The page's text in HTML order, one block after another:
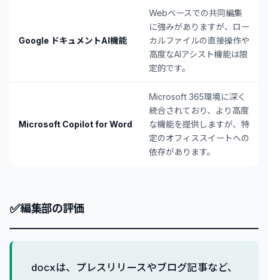
Google ドキュメントAI機能
Webベースでの共同編集
に強みがありますが、ロー
カルファイルの直接操作や
高度なAIアシスト機能は限
定的です。
Microsoft Copilot for Word
Microsoft 365環境に深く
統合されており、より高度
な機能を提供しますが、特
定のオフィススイートへの
依存があります。
✅編集部の評価
docxは、プレスリリースやブログ記事など、